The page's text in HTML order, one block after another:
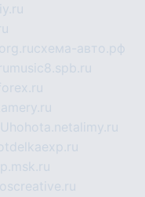
схема-авто.рф
music8.spb.ru
hohota.netalimy.ru